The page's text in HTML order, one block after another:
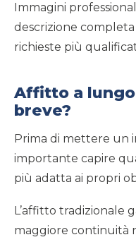
Immagini
descrizione
richieste più
Affitto a
breve?
Prima di mettere un
importante capire
più adatta ai propri
L’affitto tradizionale
maggiore continuità